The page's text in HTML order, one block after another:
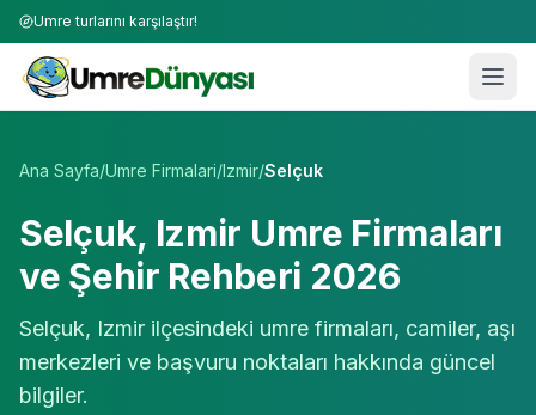
Umre turlarını karşılaştır!
Ana Sayfa/Umre Firmalari/Izmir/Selçuk
Selçuk, Izmir Umre Firmaları
ve Şehir Rehberi 2026
Selçuk, Izmir ilçesindeki umre firmaları, camiler, aşı
merkezleri ve başvuru noktaları hakkında güncel
bilgiler.